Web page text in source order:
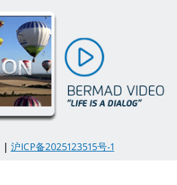
| 沪ICP备2025123515号-1